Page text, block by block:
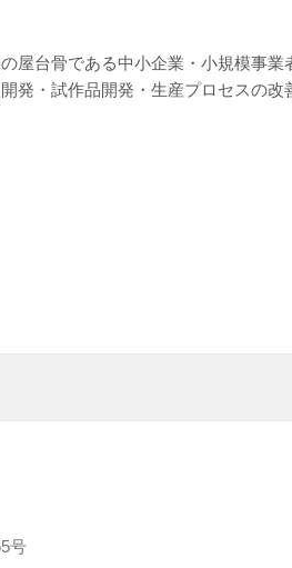
屋台骨である中小企業・小規模事業
発・試作品開発・生産プロセスの改
号